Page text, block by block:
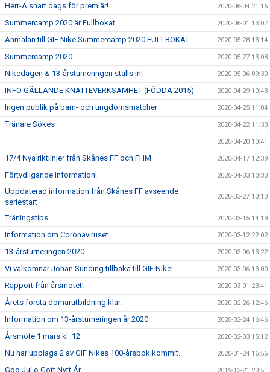
Herr-A snart dags för premiär! 2020-06-04 21:16
Summercamp 2020 är Fullbokat. 2020-06-01 13:07
Anmälan till GIF Nike Summercamp 2020 FULLBOKAT 2020-05-28 13:14
Summercamp 2020 2020-05-27 13:08
Nikedagen & 13-årsturneringen ställs in! 2020-05-06 09:30
INFO GÄLLANDE KNATTEVERKSAMHET (FÖDDA 2015) 2020-04-29 10:43
Ingen publik på barn- och ungdomsmatcher 2020-04-25 11:04
Tränare Sökes 2020-04-22 11:33
2020-04-20 10:41
17/4 Nya riktlinjer från Skånes FF och FHM 2020-04-17 12:39
Förtydligande information! 2020-04-03 10:33
Uppdaterad information från Skånes FF avseende
seriestart
2020-03-27 13:13
Träningstips 2020-03-15 14:19
Information om Coronaviruset 2020-03-12 22:02
13-årsturneringen 2020 2020-03-06 13:22
Vi välkomnar Johan Sunding tillbaka till GIF Nike! 2020-03-06 13:00
Rapport från årsmötet! 2020-03-01 23:41
Årets första domarutbildning klar. 2020-02-26 12:46
Information om 13-årsturneringen år 2020 2020-02-24 16:46
Årsmöte 1 mars kl. 12 2020-02-03 15:12
Nu har upplaga 2 av GIF Nikes 100-årsbok kommit. 2020-01-24 16:56
God Jul o Gott Nytt År 2019-12-21 23:51